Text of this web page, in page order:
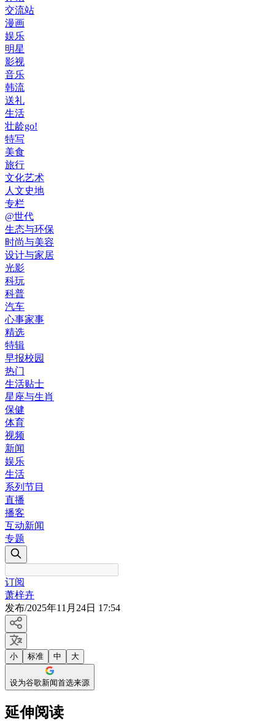
交流站
漫画
娱乐
明星
影视
音乐
韩流
送礼
生活
壮龄go!
特写
美食
旅行
文化艺术
人文史地
专栏
@世代
生态与环保
时尚与美容
设计与家居
光影
科玩
科普
汽车
心事家事
精选
特辑
早报校园
热门
生活贴士
星座与生肖
保健
体育
视频
新闻
娱乐
生活
系列节目
直播
播客
互动新闻
专题
订阅
萧梓卉
发布/2025年11月24日 17:54
小 标准 中 大
设为谷歌新闻首选来源
延伸阅读